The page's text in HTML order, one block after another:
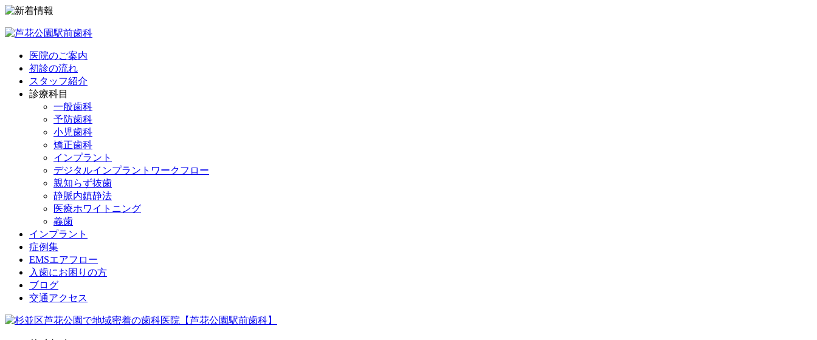
コ
テ
医院のご案内
初診の流れ
スタッフ紹介
診療科目
一般歯科
予防歯科
小児歯科
矯正歯科
インプラント
デジタルインプラントワークフロー
親知らず抜歯
静脈内鎮静法
医療ホワイトニング
義歯
インプラント
症例集
EMSエアフロー
入歯にお困りの方
ブログ
交通アクセス